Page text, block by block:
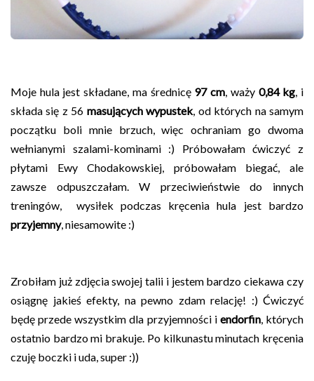
Moje hula jest składane, ma średnicę 97 cm , waży 0,84 kg , i
składa się z 56 masujących wypustek, od których na samym
początku boli mnie brzuch, więc ochraniam go dwoma
wełnianymi szalami-kominami :) Próbowałam ćwiczyć z
płytami Ewy Chodakowskiej, próbowałam biegać, ale
zawsze odpuszczałam. W przeciwieństwie do innych
treningów, wysiłek podczas kręcenia hula jest bardzo
przyjemny, niesamowite :)
Zrobiłam już zdjęcia swojej talii i jestem bardzo ciekawa czy
osiągnę jakieś efekty, na pewno zdam relację! :) Ćwiczyć
będę przede wszystkim dla przyjemności i endorfin, których
ostatnio bardzo mi brakuje. Po kilkunastu minutach kręcenia
czuję boczki i uda, super :))